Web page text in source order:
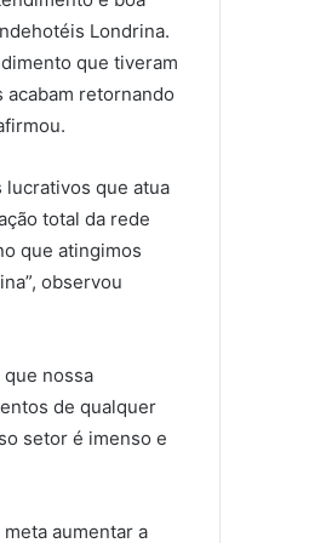
Londrina.
que tiveram
acabam retornando
lucrativos que atua
total da rede
que atingimos
observou
nossa
de qualquer
setor é imenso e
aumentar a